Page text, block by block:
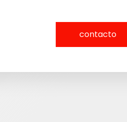
contacto